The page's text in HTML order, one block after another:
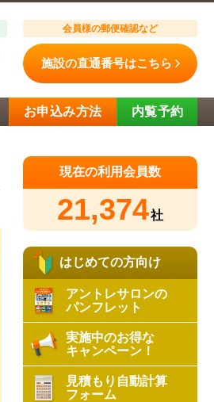
会員様の郵便確認など
施設の直通番号はこちら
お申込み方法 内覧予約
現在の利用会員数
21,374社
はじめての方向け
アントレサロンの
パンフレット
実施中のお得な
キャンペーン！
見積もり自動計算
フォーム